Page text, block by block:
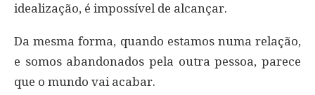
idealização, é impossível de alcançar.
Da mesma forma, quando estamos numa relação,
e somos abandonados pela outra pessoa, parece
que o mundo vai acabar.